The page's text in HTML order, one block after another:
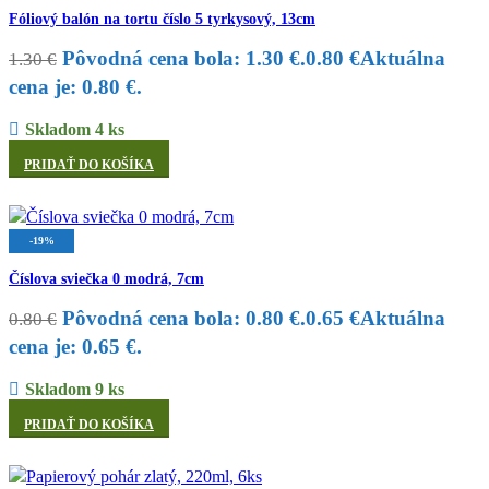
Fóliový balón na tortu číslo 5 tyrkysový, 13cm
1.30€ Pôvodná cena bola: 1.30 €.0.80 €Aktuálna
cena je: 0.80 €.
Skladom 4 ks
PRIDAŤ DO KOŠÍKA
-19%
Číslova sviečka 0 modrá, 7cm
0.80€ Pôvodná cena bola: 0.80 €.0.65 €Aktuálna
cena je: 0.65 €.
Skladom 9 ks
PRIDAŤ DO KOŠÍKA